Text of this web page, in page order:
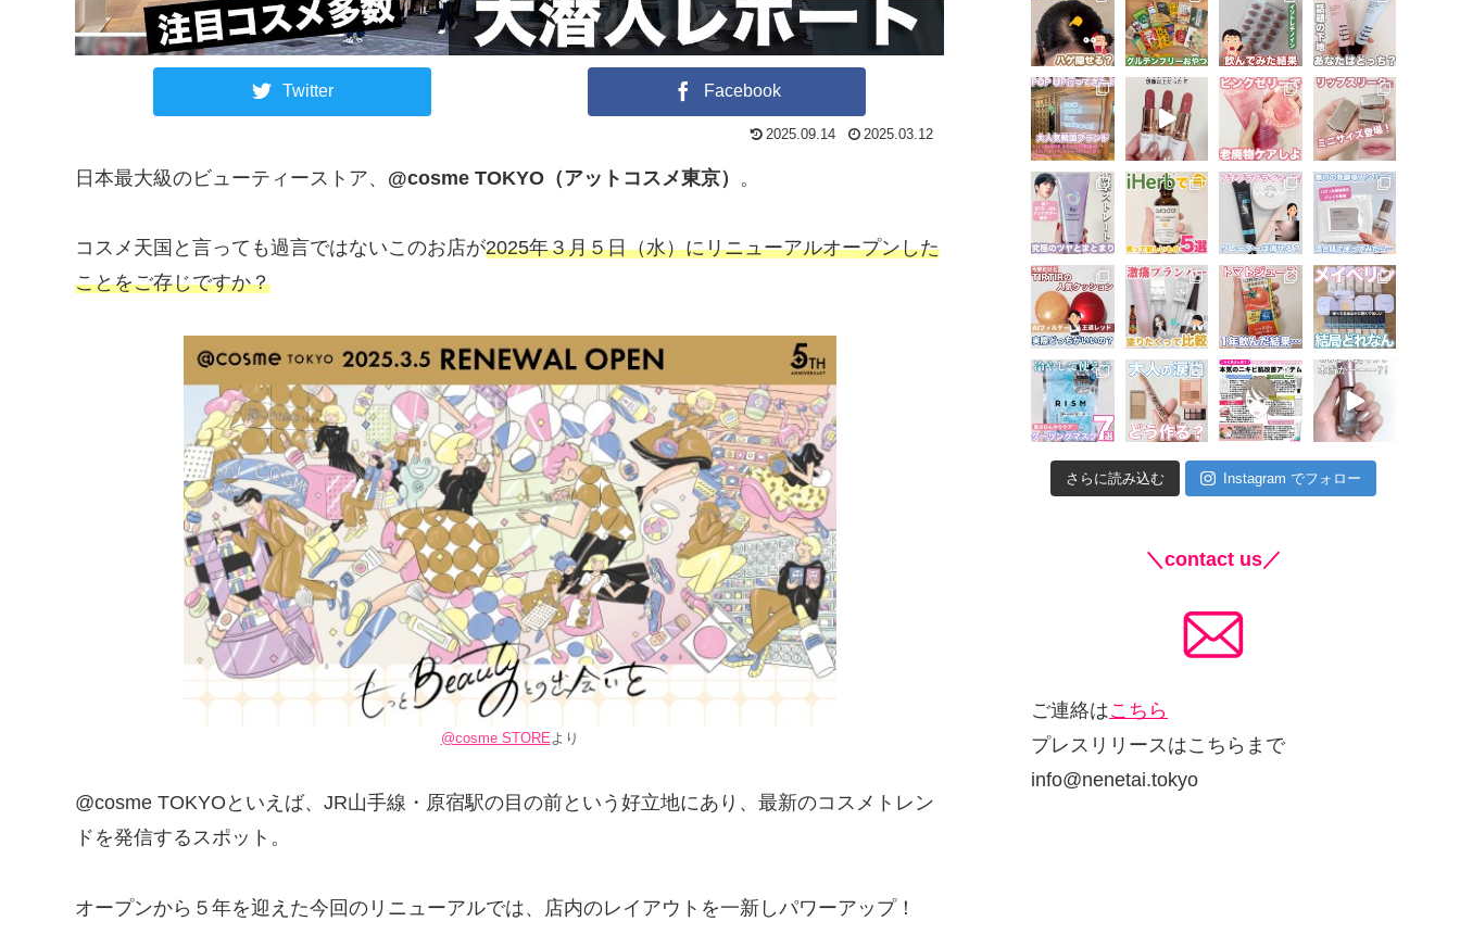
Twitter Facebook
2025.09.14 2025.03.12
日本最大級のビューティーストア、 @cosme TOKYO（アットコスメ東京） 。
コスメ天国と言っても過言ではないこのお店が2025年３月５日（水）にリニューアルオープンした
ことをご存じですか？
@cosme STORE より
@cosme TOKYOといえば、JR山手線・原宿駅の目の前という好立地にあり、最新のコスメトレン
ドを発信するスポット。
オープンから５年を迎えた今回のリニューアルでは、店内のレイアウトを一新しパワーアップ！
さらに読み込む Instagram でフォロー
＼contact us／
ご連絡はこちら
プレスリリースはこちらまで
info@nenetai.tokyo